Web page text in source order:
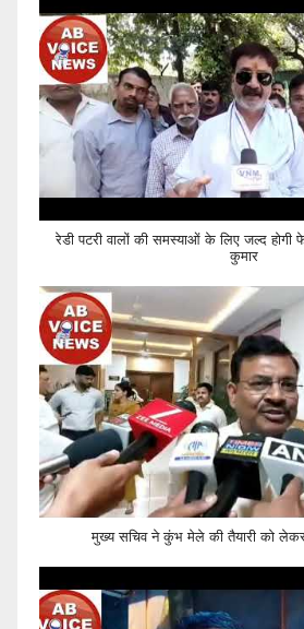
रेडी पटरी वालों की समस्याओं के लिए जल्द होगी
कुमार
मुख्य सचिव ने कुंभ मेले की तैयारी को लेकर